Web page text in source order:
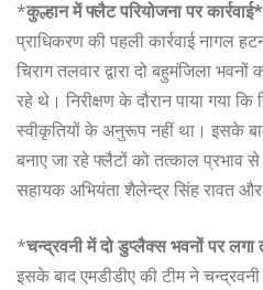
*कुल्हान में फ्लैट परियोजना पर कार्रवाई*
प्राधिकरण की पहली कार्रवाई नागल
चिराग तलवार द्वारा दो बहुमंजिला
रहे थे। निरीक्षण के दौरान पाया गया कि
स्वीकृतियों के अनुरूप नहीं था। इसके
बनाए जा रहे फ्लैटों को तत्काल प्रभाव से
सहायक अभियंता शैलेन्द्र सिंह रावत और
*चन्द्रवनी में दो डुप्लैक्स भवनों पर लगा
इसके बाद एमडीडीए की टीम ने चन्द्रवनी